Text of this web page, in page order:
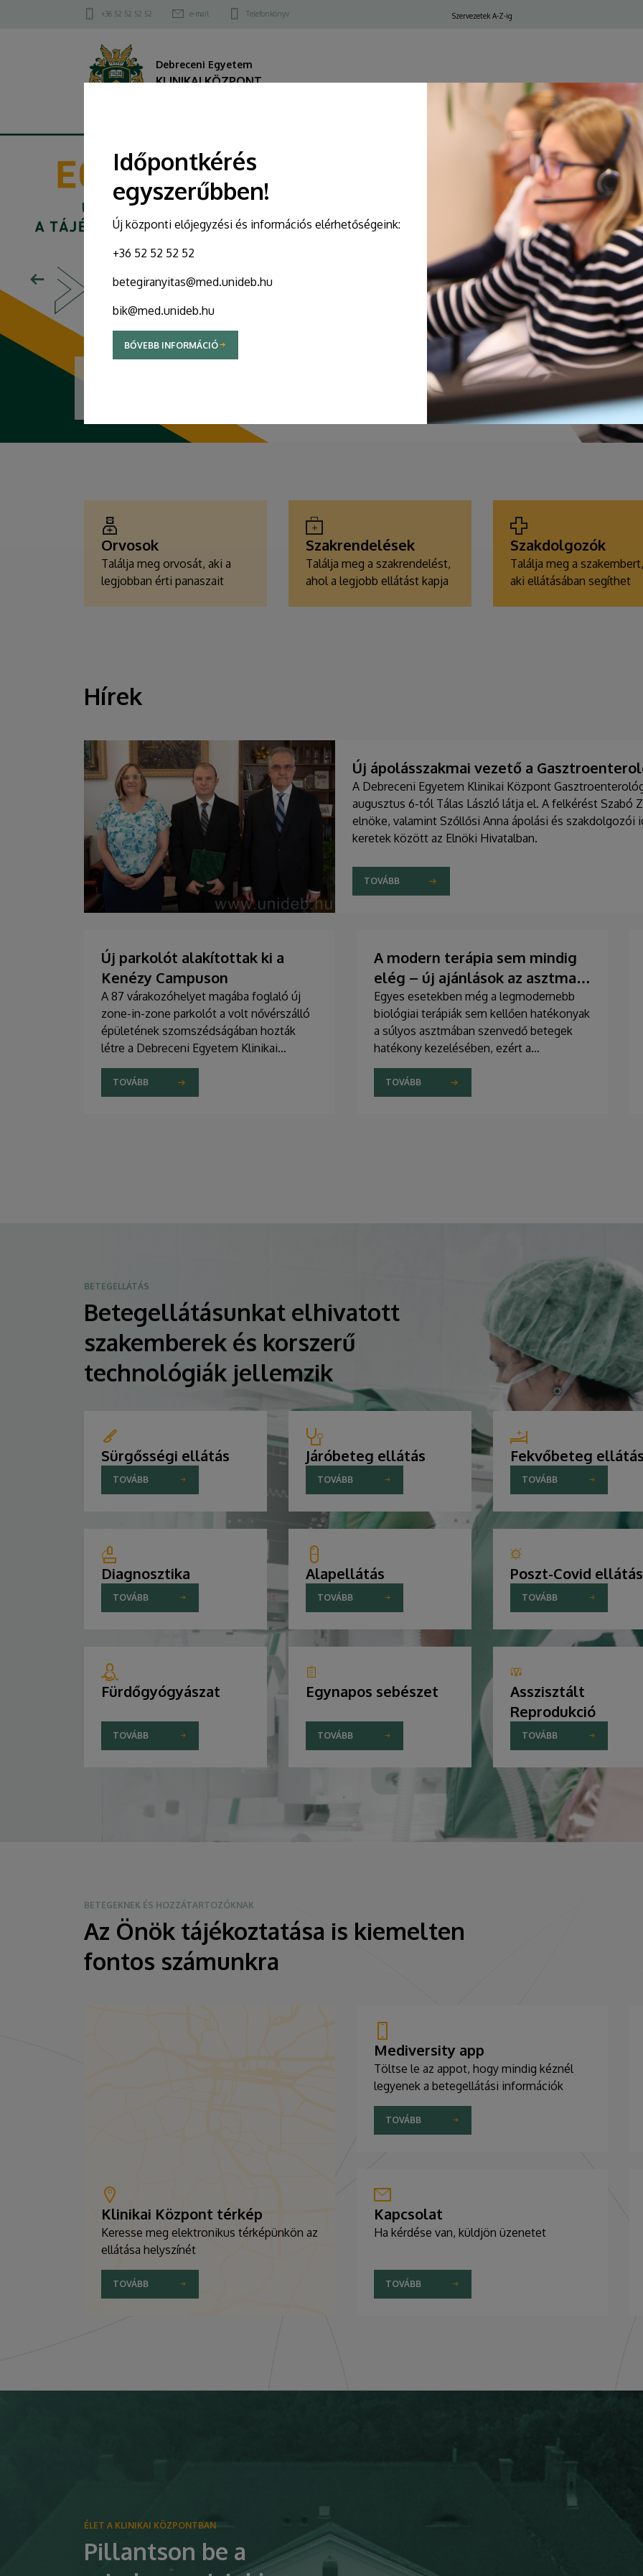
KLINIKAI
KÖZPONT
Felső
menü
+36 52 52 52 52 e-mail Telefonkönyv
Időpontkérés
egyszerűbben!
Új központi előjegyzési és információs elérhetőségeink:
+36 52 52 52 52
betegiranyitas@med.unideb.hu
bik@med.unideb.hu
BŐVEBB INFORMÁCIÓ
Szervezetek A-Z-ig
Debreceni Egyetem
KLINIKAI KÖZPONT
ELŐJEGYZÉS,
SZOLGÁLTATÁSKERESŐK
Orvosok
Találja meg orvosát, aki a
legjobban érti panaszait
Szakrendelések
Találja meg a szakrendelést,
ahol a legjobb ellátást kapja
Szakdolgozók
Találja meg a szakembert,
aki ellátásában segíthet
HÍREK
Hírek
Új ápolásszakmai vezető a
A Debreceni Egyetem Klinikai Központ
augusztus 6-tól Tálas László látja el. A felkérést Szabó
elnöke, valamint Szőllősi Anna ápolási és szakdolgozói
keretek között az Elnöki Hivatalban.
TOVÁBB
Új parkolót alakítottak ki a
Kenézy Campuson
A 87 várakozóhelyet magába foglaló új
zone-in-zone parkolót a volt nővérszálló
épületének szomszédságában hozták
létre a Debreceni Egyetem Klinikai
Központ Kenézy Gyula Campusán. Az új
területet várhatóan augusztusban nyitják
meg a járművek előtt.
TOVÁBB
A modern terápia sem mindig
elég – új ajánlások az asztma
kezelésében
Egyes esetekben még a legmodernebb
biológiai terápiák sem kellően hatékonyak
a súlyos asztmában szenvedő betegek
hatékony kezelésében, ezért a
szakemberek az új gyógyszerek
kifejlesztésére irányuló kutatások
felgyorsítását sürgetik. A témában a
TOVÁBB
BETEGELLÁTÁS
Betegellátásunkat elhivatott
szakemberek és korszerű
technológiák jellemzik
Sürgősségi ellátás
TOVÁBB
Járóbeteg ellátás
TOVÁBB
Fekvőbeteg
TOVÁBB
Diagnosztika
TOVÁBB
Alapellátás
TOVÁBB
Poszt-Covid ellátás
TOVÁBB
Fürdőgyógyászat
TOVÁBB
Egynapos sebészet
TOVÁBB
Asszisztált
Reprodukció
TOVÁBB
BETEGEKNEK ÉS HOZZÁTARTOZÓKNAK
Az Önök tájékoztatása is kiemelten
fontos számunkra
Klinikai Központ térkép
Keresse meg elektronikus térképünkön az
ellátása helyszínét
TOVÁBB
Mediversity app
Töltse le az appot, hogy mindig kéznél
legyenek a betegellátási információk
TOVÁBB
Kapcsolat
Ha kérdése van, küldjön üzenetet
TOVÁBB
ÉLET A KLINIKAI KÖZPONTBAN
Pillantson be a